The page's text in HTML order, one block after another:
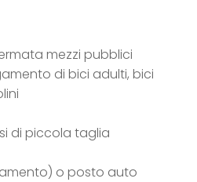
mezzi pubblici
di bici adulti, bici
di piccola taglia
o posto auto